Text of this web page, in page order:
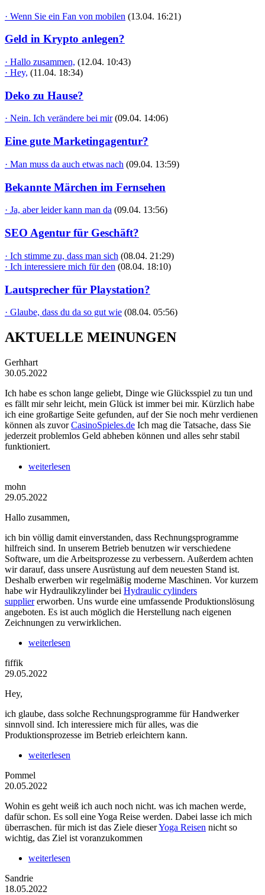
· Wenn Sie ein Fan von mobilen (13.04. 16:21)
Geld in Krypto anlegen?
· Hallo zusammen, (12.04. 10:43)
· Hey, (11.04. 18:34)
Deko zu Hause?
· Nein. Ich verändere bei mir (09.04. 14:06)
Eine gute Marketingagentur?
· Man muss da auch etwas nach (09.04. 13:59)
Bekannte Märchen im Fernsehen
· Ja, aber leider kann man da (09.04. 13:56)
SEO Agentur für Geschäft?
· Ich stimme zu, dass man sich (08.04. 21:29)
· Ich interessiere mich für den (08.04. 18:10)
Lautsprecher für Playstation?
· Glaube, dass du da so gut wie (08.04. 05:56)
AKTUELLE MEINUNGEN
Gerhhart
30.05.2022
Ich habe es schon lange geliebt, Dinge wie Glücksspiel zu tun und
es fällt mir sehr leicht, mein Glück ist immer bei mir. Kürzlich habe
ich eine großartige Seite gefunden, auf der Sie noch mehr verdienen
können als zuvorCasinoSpieles.de Ich mag die Tatsache, dass Sie
jederzeit problemlos Geld abheben können und alles sehr stabil
funktioniert.
weiterlesen
mohn
29.05.2022
Hallo zusammen,
ich bin völlig damit einverstanden, dass Rechnungsprogramme
hilfreich sind. In unserem Betrieb benutzen wir verschiedene
Software, um die Arbeitsprozesse zu verbessern. Außerdem achten
wir darauf, dass unsere Ausrüstung auf dem neuesten Stand ist.
Deshalb erwerben wir regelmäßig moderne Maschinen. Vor kurzem
habe wir Hydraulikzylinder bei Hydraulic cylinders
suppliererworben. Uns wurde eine umfassende Produktionslösung
angeboten. Es ist auch möglich die Herstellung nach eigenen
Zeichnungen zu verwirklichen.
weiterlesen
fiffik
29.05.2022
Hey,
ich glaube, dass solche Rechnungsprogramme für Handwerker
sinnvoll sind. Ich interessiere mich für alles, was die
Produktionsprozesse im Betrieb erleichtern kann.
weiterlesen
Pommel
20.05.2022
Wohin es geht weiß ich auch noch nicht. was ich machen werde,
dafür schon. Es soll eine Yoga Reise werden. Dabei lasse ich mich
überraschen. für mich ist das Ziele dieserYoga Reisen nicht so
wichtig, das Ziel ist voranzukommen
weiterlesen
Sandrie
18.05.2022